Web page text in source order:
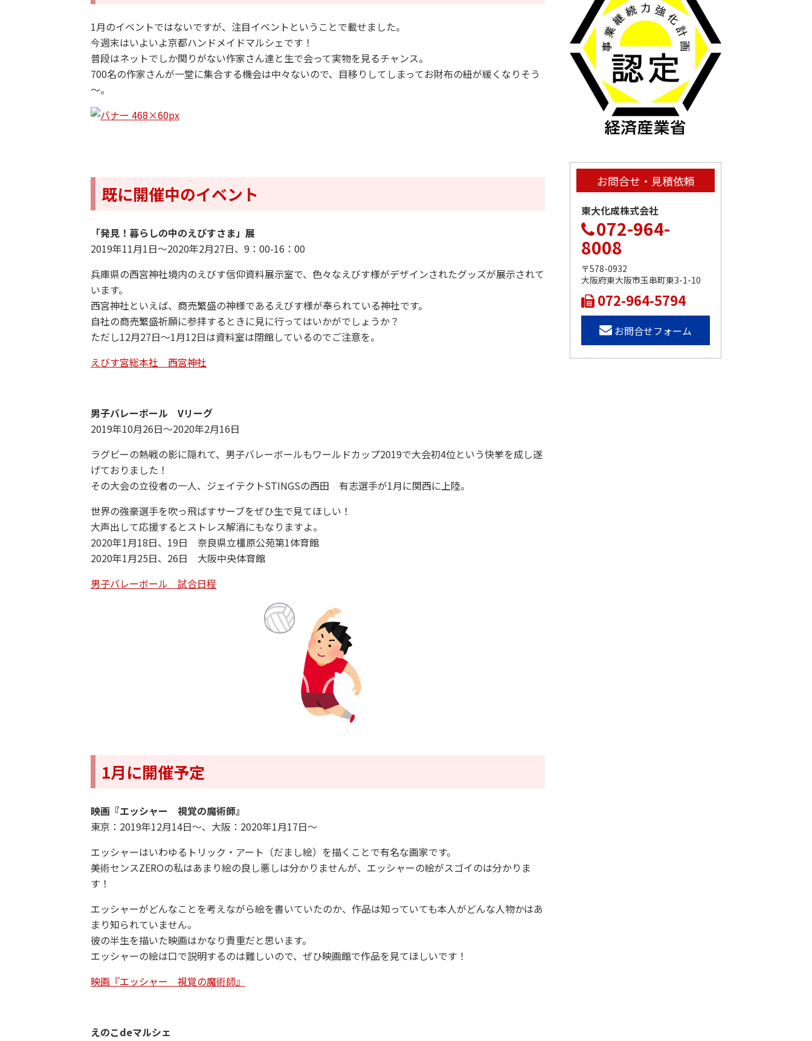
1月のイベントではないですが、注目イベントということで載せました。
今週末はいよいよ京都ハンドメイドマルシェです！
普段はネットでしか関りがない作家さん達と生で会って実物を見るチャンス。
700名の作家さんが一堂に集合する機会は中々ないので、目移りしてしまってお財布の紐が緩くなりそう
～。
既に開催中のイベント
「発見！暮らしの中のえびすさま」展
2019年11月1日～2020年2月27日、9：00-16：00
兵庫県の西宮神社境内のえびす信仰資料展示室で、色々なえびす様がデザインされたグッズが展示されて
います。
西宮神社といえば、商売繁盛の神様であるえびす様が奉られている神社です。
自社の商売繁盛祈願に参拝するときに見に行ってはいかがでしょうか？
ただし12月27日～1月12日は資料室は閉館しているのでご注意を。
えびす宮総本社 西宮神社
男子バレーボール Vリーグ
2019年10月26日～2020年2月16日
ラグビーの熱戦の影に隠れて、男子バレーボールもワールドカップ2019で大会初4位という快挙を成し遂
げておりました！
その大会の立役者の一人、ジェイテクトSTINGSの西田 有志選手が1月に関西に上陸。
世界の強豪選手を吹っ飛ばすサーブをぜひ生で見てほしい！
大声出して応援するとストレス解消にもなりますよ。
2020年1月18日、19日 奈良県立橿原公苑第1体育館
2020年1月25日、26日 大阪中央体育館
男子バレーボール 試合日程
1月に開催予定
映画『エッシャー 視覚の魔術師』
東京：2019年12月14日～、大阪：2020年1月17日～
エッシャーはいわゆるトリック・アート（だまし絵）を描くことで有名な画家です。
美術センスZEROの私はあまり絵の良し悪しは分かりませんが、エッシャーの絵がスゴイのは分かりま
す！
エッシャーがどんなことを考えながら絵を書いていたのか、作品は知っていても本人がどんな人物かはあ
まり知られていません。
彼の半生を描いた映画はかなり貴重だと思います。
エッシャーの絵は口で説明するのは難しいので、ぜひ映画館で作品を見てほしいです！
映画『エッシャー 視覚の魔術師』
えのこdeマルシェ
お問合せ・見積依頼
東大化成株式会社
072-964-
8008
〒578-0932
大阪府東大阪市玉串町東3-1-10
072-964-5794
お問合せフォーム